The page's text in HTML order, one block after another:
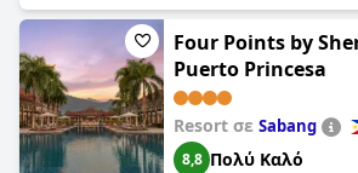
Four Points by
Puerto Princesa
Resort σε Sabang
8,8 Πολύ Καλό